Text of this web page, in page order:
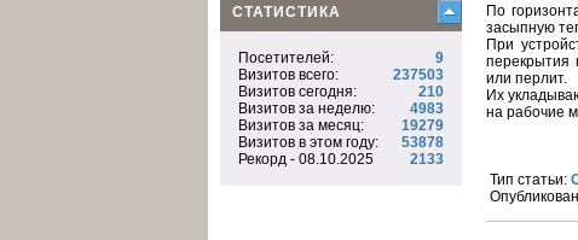
СТАТИСТИКА
Посетителей:
9
Визитов всего:
237503
Визитов сегодня:
210
Визитов за неделю:
4983
Визитов за месяц:
19279
Визитов в этом году:
53878
Рекорд - 08.10.2025
2133
По
засыпную
При
перекрытия
или перлит.
Их
на рабочие
Тип статьи: